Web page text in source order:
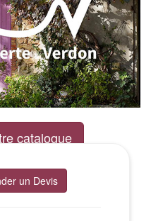
catalogue
un Devis